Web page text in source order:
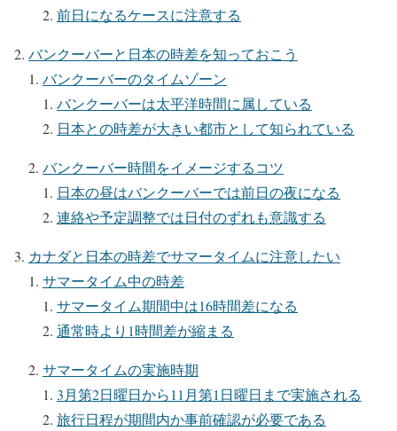
前日になるケースに注意する
バンクーバーと日本の時差を知っておこう
バンクーバーのタイムゾーン
バンクーバーは太平洋時間に属している
日本との時差が大きい都市として知られている
バンクーバー時間をイメージするコツ
日本の昼はバンクーバーでは前日の夜になる
連絡や予定調整では日付のずれも意識する
カナダと日本の時差でサマータイムに注意したい
サマータイム中の時差
サマータイム期間中は16時間差になる
通常時より1時間差が縮まる
サマータイムの実施時期
3月第2日曜日から11月第1日曜日まで実施される
旅行日程が期間内か事前確認が必要である